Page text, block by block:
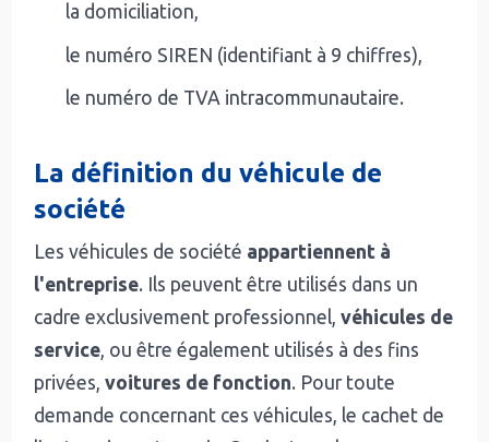
la domiciliation,
le numéro SIREN (identifiant à 9 chiffres),
le numéro de TVA intracommunautaire.
La définition du véhicule de
société
Les véhicules de société appartiennent à
l'entreprise. Ils peuvent être utilisés dans un
cadre exclusivement professionnel, véhicules de
service, ou être également utilisés à des fins
privées,voitures de fonction. Pour toute
demande concernant ces véhicules, le cachet de